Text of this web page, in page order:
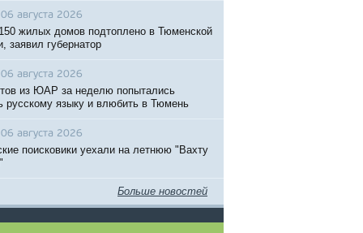
06 августа 2026
жилых домов подтоплено в Тюменской
заявил губернатор
06 августа 2026
из ЮАР за неделю попытались
русскому языку и влюбить в Тюмень
06 августа 2026
поисковики уехали на летнюю "Вахту
Больше новостей